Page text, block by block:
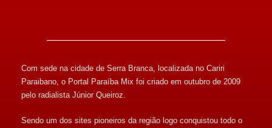
Com sede na cidade de Serra Branca, localizada no Cariri
Paraibano, o Portal Paraíba Mix foi criado em outubro de 2009
pelo radialista Júnior Queiroz.
Sendo um dos sites pioneiros da região logo conquistou todo o